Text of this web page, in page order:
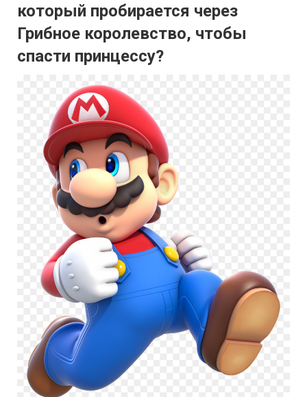
который пробирается через
Грибное королевство, чтобы
спасти принцессу?